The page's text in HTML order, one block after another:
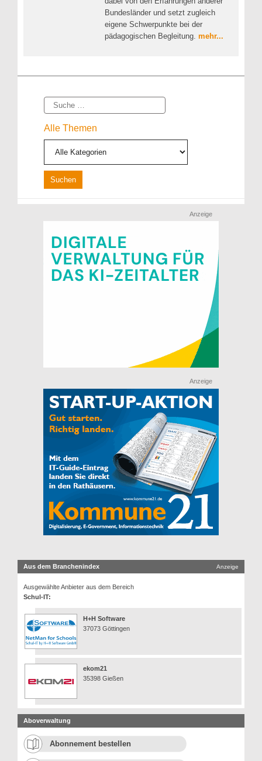
Bundesländer und setzt zugleich
eigene Schwerpunkte bei der
pädagogischen Begleitung. mehr...
Suche
Alle Themen
Anzeige
Anzeige
Aus dem Branchenindex Anzeige
Ausgewählte Anbieter aus dem Bereich
Schul-IT:
H+H Software
37073 Göttingen
ekom21
35398 Gießen
Aboverwaltung
Abonnement bestellen